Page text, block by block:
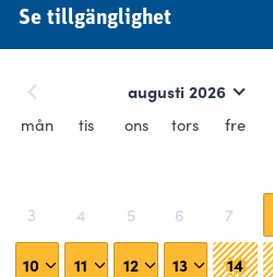
Se tillgänglighet
augusti 2026
mån tis ons tors fre
3 4 5 6 7
10 11 12 13 14